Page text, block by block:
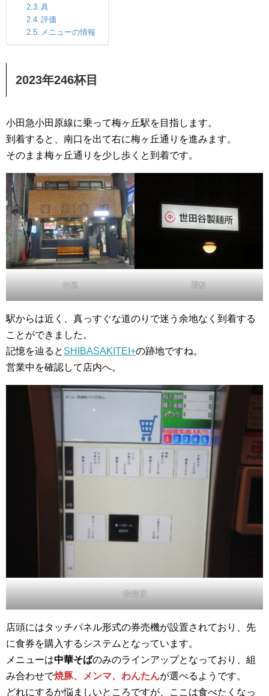
具
評価
メニューの情報
2023年246杯目
小田急小田原線に乗って梅ヶ丘駅を目指します。
到着すると、南口を出て右に梅ヶ丘通りを進みます。
そのまま梅ヶ丘通りを少し歩くと到着です。
外観 看板
駅からは近く、真っすぐな道のりで迷う余地なく到着する
ことができました。
記憶を辿ると SHIBASAKITEI+の跡地ですね。
営業中を確認して店内へ。
券売機
店頭にはタッチパネル形式の券売機が設置されており、先
に食券を購入するシステムとなっています。
メニューは中華そばのみのラインアップとなっており、組
み合わせで焼豚、メンマ、わんたんが選べるようです。
どれにするか悩ましいところですが、ここは食べたくなっ